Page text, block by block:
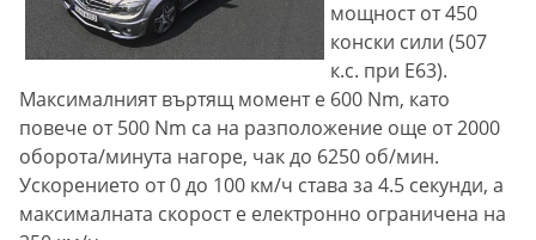
мощност от 450
конски сили (507
к.с. при Е63).
Максималният въртящ момент е 600 Nm, като
повече от 500 Nm са на разположение още от 2000
оборота/минута нагоре, чак до 6250 об/мин.
Ускорението от 0 до 100 км/ч става за 4.5 секунди, а
максималната скорост е електронно ограничена на